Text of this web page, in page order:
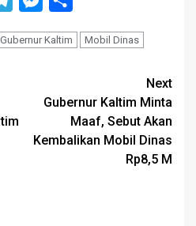
Gubernur Kaltim
Mobil Dinas
Next
Gubernur Kaltim Minta
Maaf, Sebut Akan
Kembalikan Mobil Dinas
Rp8,5 M